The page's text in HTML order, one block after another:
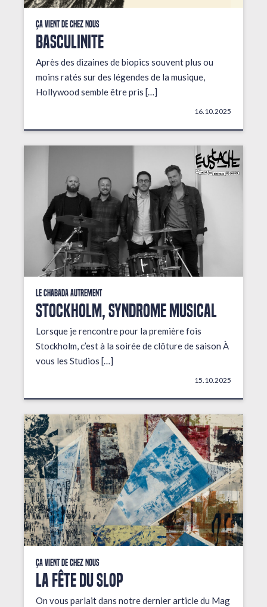
Ça vient de chez nous
BASCULINITE
Après des dizaines de biopics souvent plus ou
moins ratés sur des légendes de la musique,
Hollywood semble être pris […]
16.10.2025
Le Chabada autrement
STOCKHOLM, Syndrome musical
Lorsque je rencontre pour la première fois
Stockholm, c’est à la soirée de clôture de saison À
vous les Studios […]
15.10.2025
Ça vient de chez nous
LA FÊTE DU SLOP
On vous parlait dans notre dernier article du Mag